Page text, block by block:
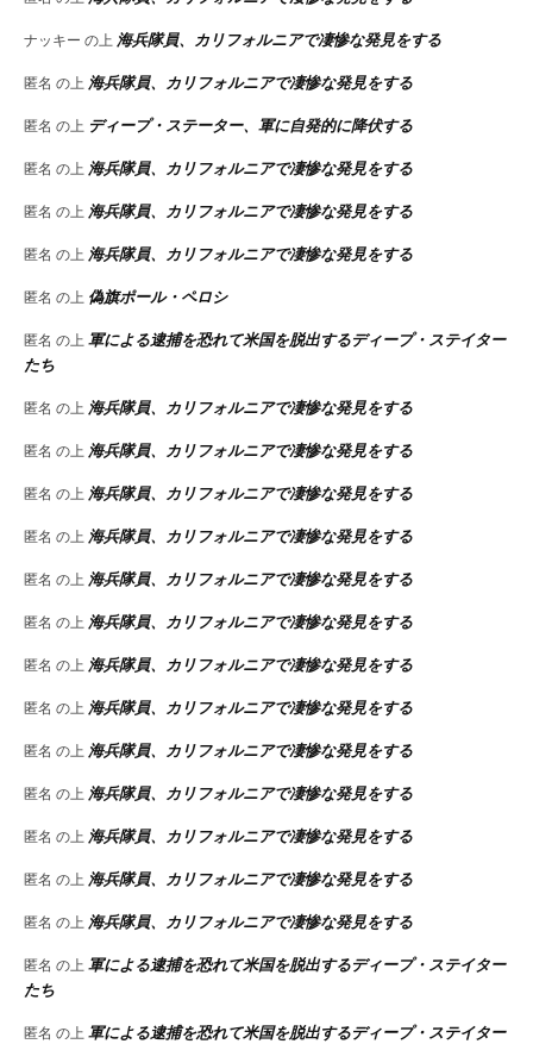
ナッキー の上 海兵隊員、カリフォルニアで凄惨な発見をする
匿名 の上 海兵隊員、カリフォルニアで凄惨な発見をする
匿名 の上 ディープ・ステーター、軍に自発的に降伏する
匿名 の上 海兵隊員、カリフォルニアで凄惨な発見をする
匿名 の上 海兵隊員、カリフォルニアで凄惨な発見をする
匿名 の上 海兵隊員、カリフォルニアで凄惨な発見をする
匿名 の上 偽旗ポール・ペロシ
匿名 の上 軍による逮捕を恐れて米国を脱出するディープ・ステイター
たち
匿名 の上 海兵隊員、カリフォルニアで凄惨な発見をする
匿名 の上 海兵隊員、カリフォルニアで凄惨な発見をする
匿名 の上 海兵隊員、カリフォルニアで凄惨な発見をする
匿名 の上 海兵隊員、カリフォルニアで凄惨な発見をする
匿名 の上 海兵隊員、カリフォルニアで凄惨な発見をする
匿名 の上 海兵隊員、カリフォルニアで凄惨な発見をする
匿名 の上 海兵隊員、カリフォルニアで凄惨な発見をする
匿名 の上 海兵隊員、カリフォルニアで凄惨な発見をする
匿名 の上 海兵隊員、カリフォルニアで凄惨な発見をする
匿名 の上 海兵隊員、カリフォルニアで凄惨な発見をする
匿名 の上 海兵隊員、カリフォルニアで凄惨な発見をする
匿名 の上 海兵隊員、カリフォルニアで凄惨な発見をする
匿名 の上 海兵隊員、カリフォルニアで凄惨な発見をする
匿名 の上 軍による逮捕を恐れて米国を脱出するディープ・ステイター
たち
匿名 の上 軍による逮捕を恐れて米国を脱出するディープ・ステイター